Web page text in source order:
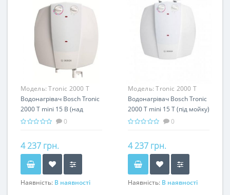
Модель:Tronic 2000 T
mini 15 B
Водонагрівач Bosch Tronic
2000 T mini 15 B (над
мойкою)
0
4 237 грн.
Наявність: В наявності
Модель:Tronic 2000 T
mini 15 T
Водонагрівач Bosch Tronic
2000 T mini 15 T (під мойку)
0
4 237 грн.
Наявність: В наявності